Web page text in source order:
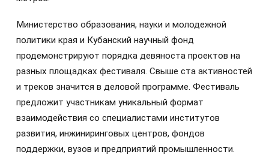
Министерство образования, науки и молодежной
политики края и Кубанский научный фонд
продемонстрируют порядка девяноста проектов на
разных площадках фестиваля. Свыше ста активностей
и треков значится в деловой программе. Фестиваль
предложит участникам уникальный формат
взаимодействия со специалистами институтов
развития, инжиниринговых центров, фондов
поддержки, вузов и предприятий промышленности.